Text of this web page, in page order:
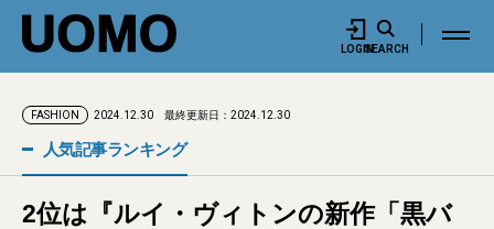
LOGINSEARCH
FASHION 2024.12.30 最終更新日：2024.12.30
人気記事ランキング
2位は『ルイ・ヴィトンの新作「黒バ